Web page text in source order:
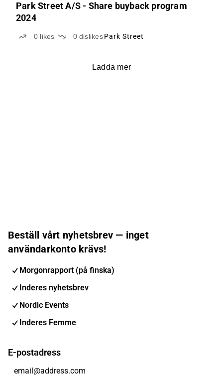
Park Street A/S - Share buyback program
2024
0 likes 0 dislikes Park Street
Ladda mer
Beställ vårt nyhetsbrev — inget
användarkonto krävs!
Morgonrapport (på finska)
Inderes nyhetsbrev
Nordic Events
Inderes Femme
E-postadress